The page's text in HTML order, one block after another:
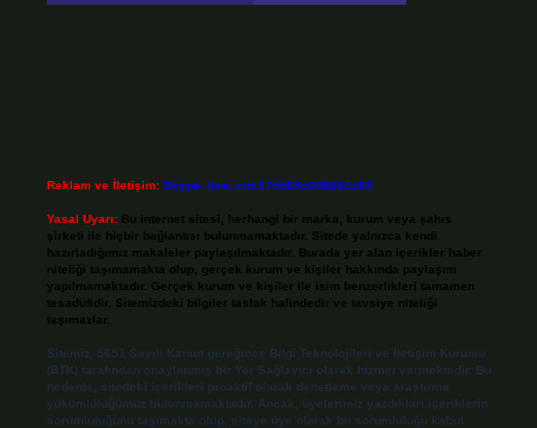
Reklam ve İletişim: Skype: live:.cid.575569c608265c69
Yasal Uyarı: Bu internet sitesi, herhangi bir marka, kurum veya şahıs
şirketi ile hiçbir bağlantısı bulunmamaktadır. Sitede yalnızca kendi
hazırladığımız makaleler paylaşılmaktadır. Burada yer alan içerikler haber
niteliği taşımamakta olup, gerçek kurum ve kişiler hakkında paylaşım
yapılmamaktadır. Gerçek kurum ve kişiler ile isim benzerlikleri tamamen
tesadüfidir. Sitemizdeki bilgiler taslak halindedir ve tavsiye niteliği
taşımazlar.
Sitemiz, 5651 Sayılı Kanun gereğince Bilgi Teknolojileri ve İletişim Kurumu
(BTK) tarafından onaylanmış bir Yer Sağlayıcı olarak hizmet vermektedir. Bu
nedenle, sitedeki içerikleri proaktif olarak denetleme veya araştırma
yükümlülüğümüz bulunmamaktadır. Ancak, üyelerimiz yazdıkları içeriklerin
sorumluluğunu taşımakta olup, siteye üye olarak bu sorumluluğu kabul